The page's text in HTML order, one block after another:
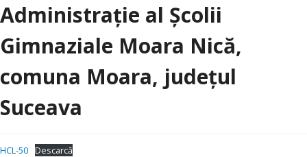
Administrație al Școlii
Gimnaziale Moara Nică,
comuna Moara, județul
Suceava
HCL-50 Descarcă